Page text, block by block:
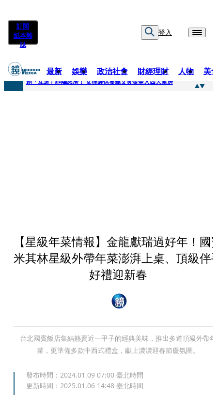
訂閱
紙本雜
誌
登入
最新 娛樂 政治社會 財經理財 人物 美
快訊
創「互道」詐騙慈濟！ 女律師供養義父黃金全入四大庫房
【星級年菜情報】金龍獻瑞過好年！國
米其林星級外帶年菜澎湃上桌、頂級伴
好禮迎新春
台北國賓飯店集結熱賣近一甲子的經典美味，推出多道頂級外帶年
菜，更準備多款中西式禮盒，獻上濃濃迎春節慶氛圍。
發布時間： 2024.01.09 07:00 臺北時間
更新時間： 2025.01.06 14:48 臺北時間